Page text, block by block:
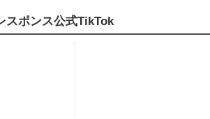
スポンス公式TikTok